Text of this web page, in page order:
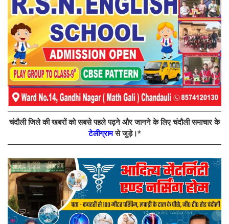
चंदौली जिले की खबरों को सबसे पहले पढ़ने और जानने के लिए चंदौली समाचार के
टेलीग्रामसे जुड़े।*